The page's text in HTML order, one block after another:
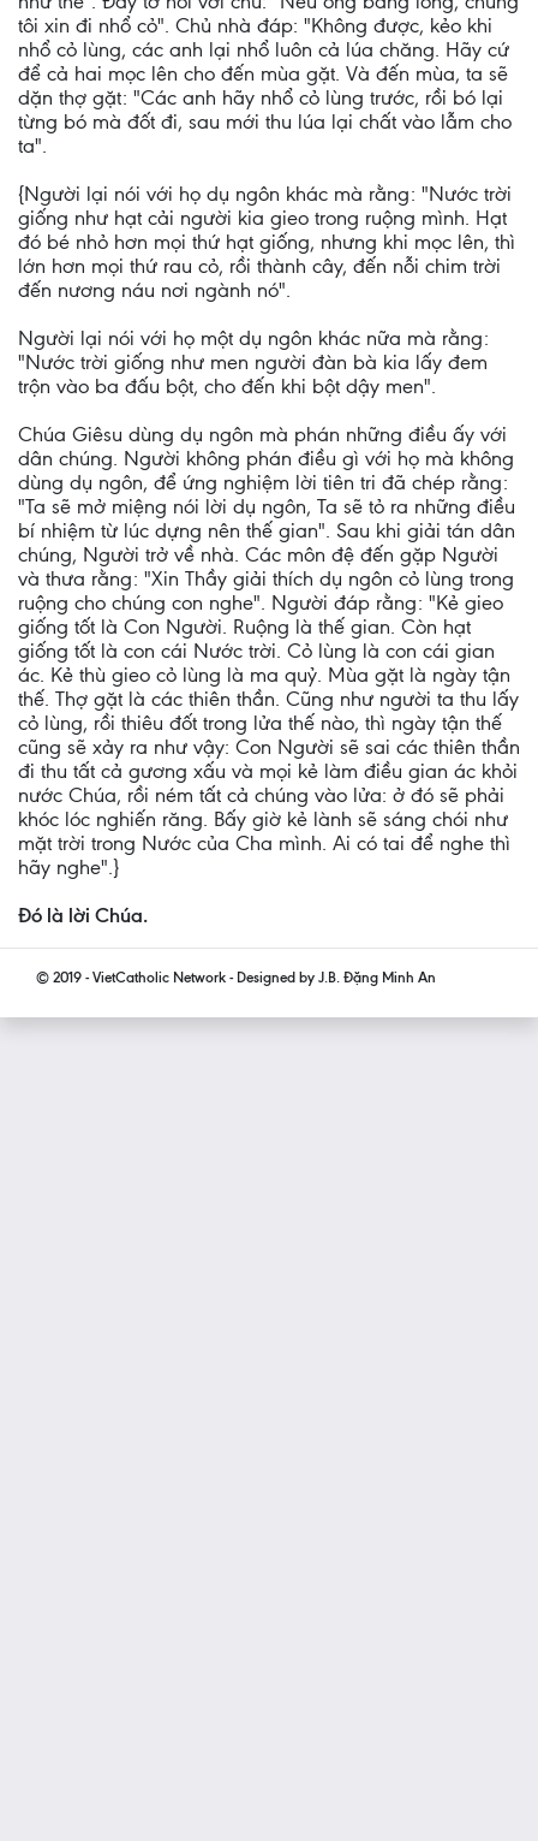
tôi xin đi nhổ cỏ". Chủ nhà đáp: "Không được, kẻo khi
nhổ cỏ lùng, các anh lại nhổ luôn cả lúa chăng. Hãy cứ
để cả hai mọc lên cho đến mùa gặt. Và đến mùa, ta sẽ
dặn thợ gặt: "Các anh hãy nhổ cỏ lùng trước, rồi bó lại
từng bó mà đốt đi, sau mới thu lúa lại chất vào lẫm cho
ta".
{Người lại nói với họ dụ ngôn khác mà rằng: "Nước trời
giống như hạt cải người kia gieo trong ruộng mình. Hạt
đó bé nhỏ hơn mọi thứ hạt giống, nhưng khi mọc lên, thì
lớn hơn mọi thứ rau cỏ, rồi thành cây, đến nỗi chim trời
đến nương náu nơi ngành nó".
Người lại nói với họ một dụ ngôn khác nữa mà rằng:
"Nước trời giống như men người đàn bà kia lấy đem
trộn vào ba đấu bột, cho đến khi bột dậy men".
Chúa Giêsu dùng dụ ngôn mà phán những điều ấy với
dân chúng. Người không phán điều gì với họ mà không
dùng dụ ngôn, để ứng nghiệm lời tiên tri đã chép rằng:
"Ta sẽ mở miệng nói lời dụ ngôn, Ta sẽ tỏ ra những điều
bí nhiệm từ lúc dựng nên thế gian". Sau khi giải tán dân
chúng, Người trở về nhà. Các môn đệ đến gặp Người
và thưa rằng: "Xin Thầy giải thích dụ ngôn cỏ lùng trong
ruộng cho chúng con nghe". Người đáp rằng: "Kẻ gieo
giống tốt là Con Người. Ruộng là thế gian. Còn hạt
giống tốt là con cái Nước trời. Cỏ lùng là con cái gian
ác. Kẻ thù gieo cỏ lùng là ma quỷ. Mùa gặt là ngày tận
thế. Thợ gặt là các thiên thần. Cũng như người ta thu lấy
cỏ lùng, rồi thiêu đốt trong lửa thế nào, thì ngày tận thế
cũng sẽ xảy ra như vậy: Con Người sẽ sai các thiên thần
đi thu tất cả gương xấu và mọi kẻ làm điều gian ác khỏi
nước Chúa, rồi ném tất cả chúng vào lửa: ở đó sẽ phải
khóc lóc nghiến răng. Bấy giờ kẻ lành sẽ sáng chói như
mặt trời trong Nước của Cha mình. Ai có tai để nghe thì
hãy nghe".}
Ðó là lời Chúa.
© 2019 - VietCatholic Network - Designed by J.B. Đặng Minh An